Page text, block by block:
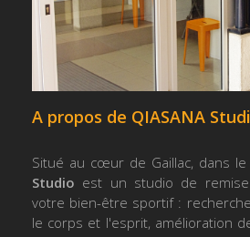
A propos de QIASANA
Situé au cœur de Gaillac, dans le
Studio est un studio de
votre bien-être sportif :
le corps et l'esprit, amélioration